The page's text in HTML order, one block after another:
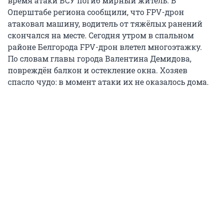
Оперштабе региона сообщили, что FPV-дрон
атаковал машину, водитель от тяжёлых ранений
скончался на месте. Сегодня утром в спальном
районе Белгорода FPV-дрон влетел многоэтажку.
По словам главы города Валентина Демидова,
повреждён балкон и остекление окна. Хозяев
спасло чудо: в момент атаки их не оказалось дома.